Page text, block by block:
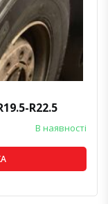
R22.5
В наявності